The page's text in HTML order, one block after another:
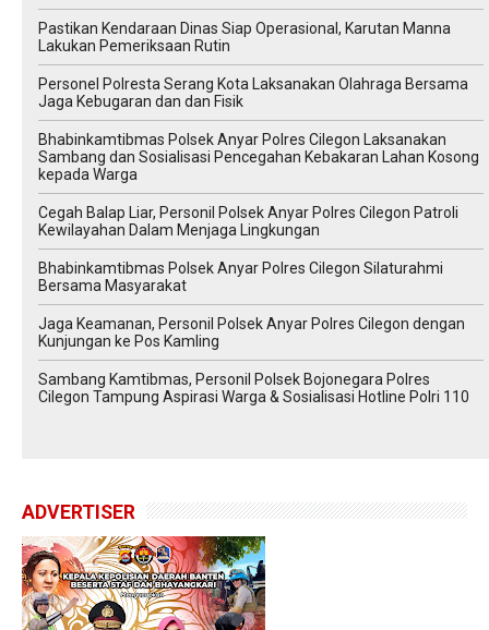
Pastikan Kendaraan Dinas Siap Operasional, Karutan Manna
Lakukan Pemeriksaan Rutin
Personel Polresta Serang Kota Laksanakan Olahraga Bersama
Jaga Kebugaran dan dan Fisik
Bhabinkamtibmas Polsek Anyar Polres Cilegon Laksanakan
Sambang dan Sosialisasi Pencegahan Kebakaran Lahan Kosong
kepada Warga
Cegah Balap Liar, Personil Polsek Anyar Polres Cilegon Patroli
Kewilayahan Dalam Menjaga Lingkungan
Bhabinkamtibmas Polsek Anyar Polres Cilegon Silaturahmi
Bersama Masyarakat
Jaga Keamanan, Personil Polsek Anyar Polres Cilegon dengan
Kunjungan ke Pos Kamling
Sambang Kamtibmas, Personil Polsek Bojonegara Polres
Cilegon Tampung Aspirasi Warga & Sosialisasi Hotline Polri 110
ADVERTISER